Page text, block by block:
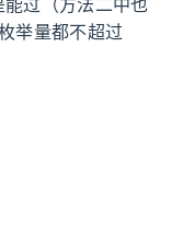
举量都不超过